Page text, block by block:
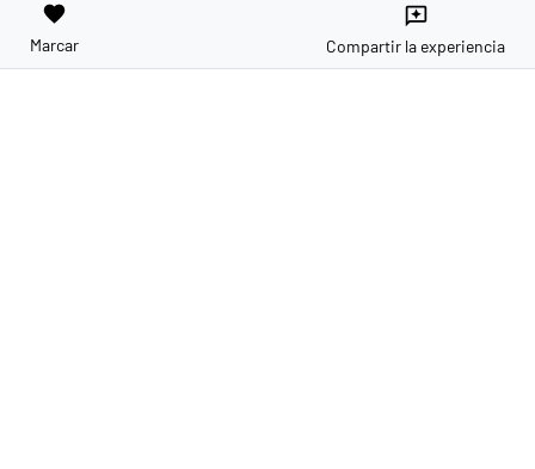
favorite
Marcar
reviews
Compartir la experiencia